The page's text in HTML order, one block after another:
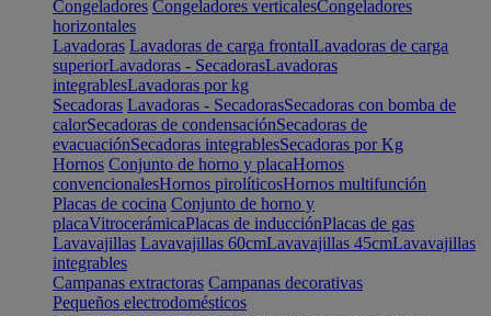
Congeladores Congeladores verticalesCongeladores
horizontales
Lavadoras Lavadoras de carga frontalLavadoras de carga
superiorLavadoras - SecadorasLavadoras
integrablesLavadoras por kg
Secadoras Lavadoras - SecadorasSecadoras con bomba de
calorSecadoras de condensaciónSecadoras de
evacuaciónSecadoras integrablesSecadoras por Kg
Hornos Conjunto de horno y placaHornos
convencionalesHornos pirolíticosHornos multifunción
Placas de cocina Conjunto de horno y
placaVitrocerámicaPlacas de inducciónPlacas de gas
Lavavajillas Lavavajillas 60cmLavavajillas 45cmLavavajillas
integrables
Campanas extractoras Campanas decorativas
Pequeños electrodomésticos